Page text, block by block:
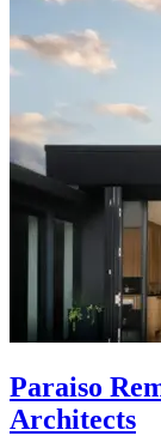
Paraiso
Architects